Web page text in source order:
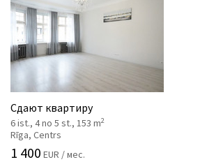
Сдают квартиру
6 ist., 4 no 5 st., 153 m2
Rīga, Centrs
1 400 EUR / мес.